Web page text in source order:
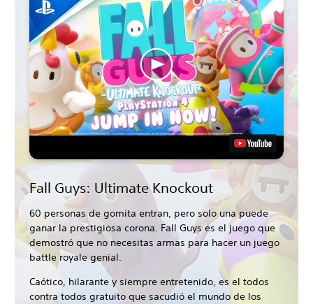
Fall Guys: Ultimate Knockout
60 personas de gomita entran, pero solo una puede
ganar la prestigiosa corona. Fall Guys es el juego que
demostró que no necesitas armas para hacer un juego
battle royale genial.
Caótico, hilarante y siempre entretenido, es el todos
contra todos gratuito que sacudió el mundo de los